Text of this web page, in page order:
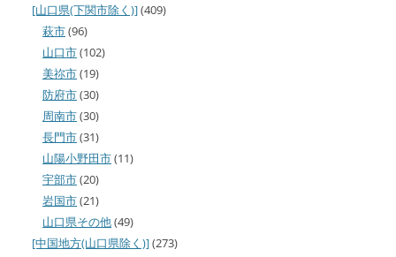
[山口県(下関市除く)](409)
萩市(96)
山口市(102)
美祢市(19)
防府市(30)
周南市(30)
長門市(31)
山陽小野田市(11)
宇部市(20)
岩国市(21)
山口県その他(49)
[中国地方(山口県除く)](273)